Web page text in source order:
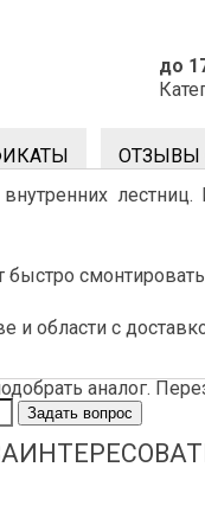
до
ОТЗЫВЫ
быстро
и области с
аналог.
Задать вопрос